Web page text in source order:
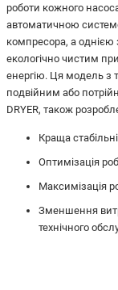
роботи кожного
автоматичною
компресора, а однією
екологічно чистим
енергію. Ця модель з
подвійним або
DRYER, також
Краща
Оптимізація
Максимізація
Зменшення
технічного